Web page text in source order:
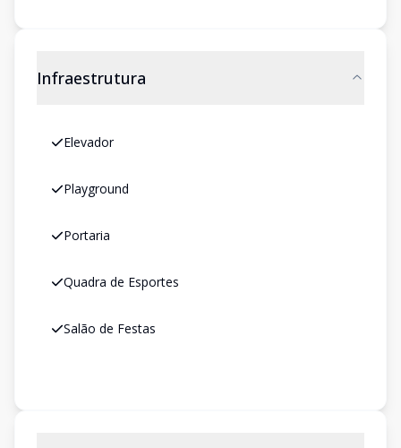
Infraestrutura
Elevador
Playground
Portaria
Quadra de Esportes
Salão de Festas